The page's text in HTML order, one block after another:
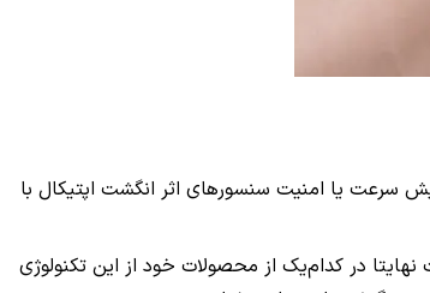
سرعت یا امنیت سنسور‌های اثر انگشت اپتیکال با
در کدام‌یک از محصولات خود از این تکنولوژی